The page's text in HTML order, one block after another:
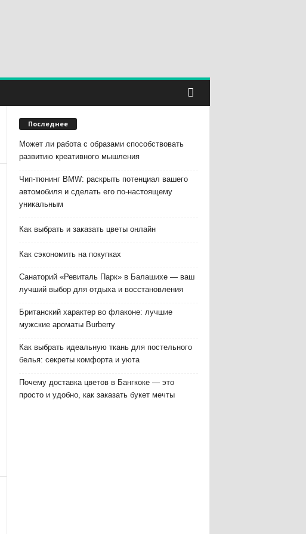
Последнее
Может ли работа с образами способствовать
развитию креативного мышления
Чип-тюнинг BMW: раскрыть потенциал вашего
автомобиля и сделать его по-настоящему
уникальным
Как выбрать и заказать цветы онлайн
Как сэкономить на покупках
Санаторий «Ревиталь Парк» в Балашихе — ваш
лучший выбор для отдыха и восстановления
Британский характер во флаконе: лучшие
мужские ароматы Burberry
Как выбрать идеальную ткань для постельного
белья: секреты комфорта и уюта
Почему доставка цветов в Бангкоке — это
просто и удобно, как заказать букет мечты